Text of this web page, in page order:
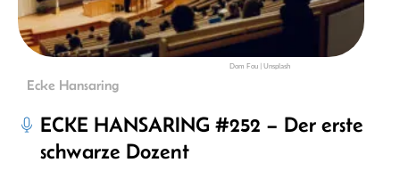
Dom Fou | Unsplash
Ecke Hansaring
ECKE HANSARING #252 – Der erste
schwarze Dozent